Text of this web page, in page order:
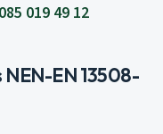
085 019 49 12
EN 13508-